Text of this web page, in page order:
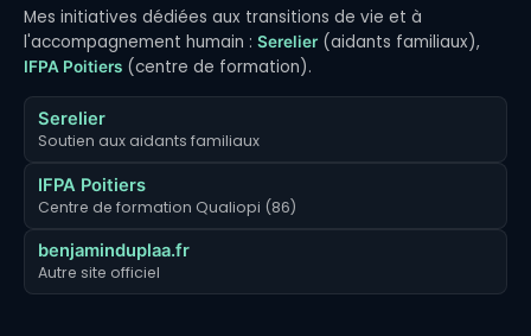
Mes initiatives dédiées aux transitions de vie et à
l'accompagnement humain : Serelier (aidants familiaux),
IFPA Poitiers (centre de formation).
Serelier
Soutien aux aidants familiaux
IFPA Poitiers
Centre de formation Qualiopi (86)
benjaminduplaa.fr
Autre site officiel